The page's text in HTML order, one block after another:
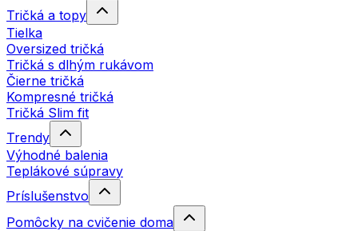
Tričká a topy
Tielka
Oversized tričká
Tričká s dlhým rukávom
Čierne tričká
Kompresné tričká
Tričká Slim fit
Trendy
Výhodné balenia
Teplákové súpravy
Príslušenstvo
Pomôcky na cvičenie doma